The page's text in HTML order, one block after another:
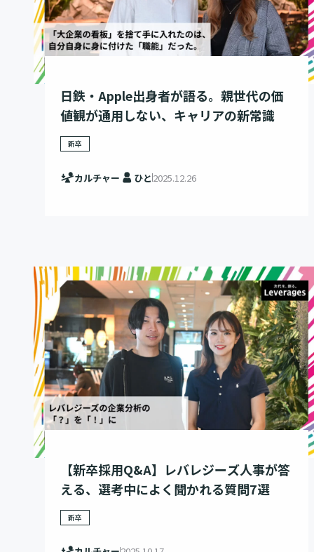
日鉄・Apple出身者が語る。親世代の価
値観が通用しない、キャリアの新常識
新卒
カルチャー ひと 2025.12.26
【新卒採用Q&A】レバレジーズ人事が答
える、選考中によく聞かれる質問7選
新卒